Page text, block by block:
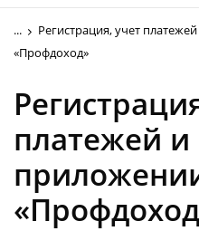
...
Регистрация, учет
«Профдоход»
платежей и